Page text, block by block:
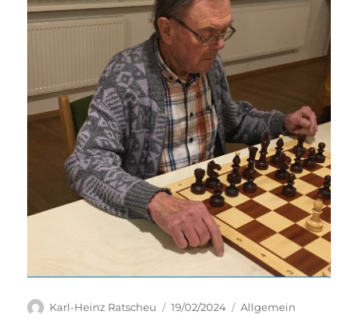
Autor
Karl-Heinz Ratscheu
Veröffentlicht
19/02/2024 Kategorien
Allgemein